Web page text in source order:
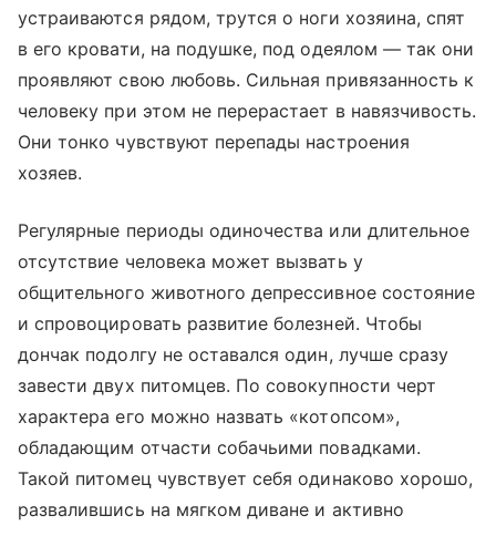
устраиваются рядом, трутся о ноги хозяина, спят
в его кровати, на подушке, под одеялом — так они
проявляют свою любовь. Сильная привязанность к
человеку при этом не перерастает в навязчивость.
Они тонко чувствуют перепады настроения
хозяев.
Регулярные периоды одиночества или длительное
отсутствие человека может вызвать у
общительного животного депрессивное состояние
и спровоцировать развитие болезней. Чтобы
дончак подолгу не оставался один, лучше сразу
завести двух питомцев. По совокупности черт
характера его можно назвать «котопсом»,
обладающим отчасти собачьими повадками.
Такой питомец чувствует себя одинаково хорошо,
развалившись на мягком диване и активно